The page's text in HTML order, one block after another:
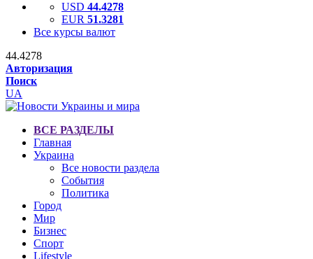
USD 44.4278
EUR 51.3281
Все курсы валют
44.4278
Авторизация
Поиск
UA
ВСЕ РАЗДЕЛЫ
Главная
Украина
Все новости раздела
События
Политика
Город
Мир
Бизнес
Спорт
Lifestyle